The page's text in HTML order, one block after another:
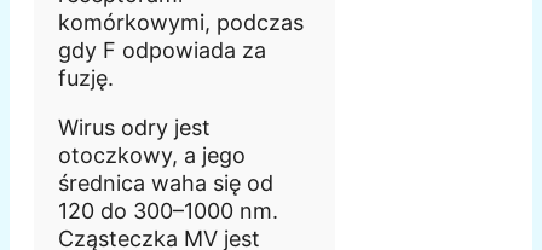
komórkowymi, podczas
gdy F odpowiada za
fuzję.
Wirus odry jest
otoczkowy, a jego
średnica waha się od
120 do 300–1000 nm.
Cząsteczka MV jest